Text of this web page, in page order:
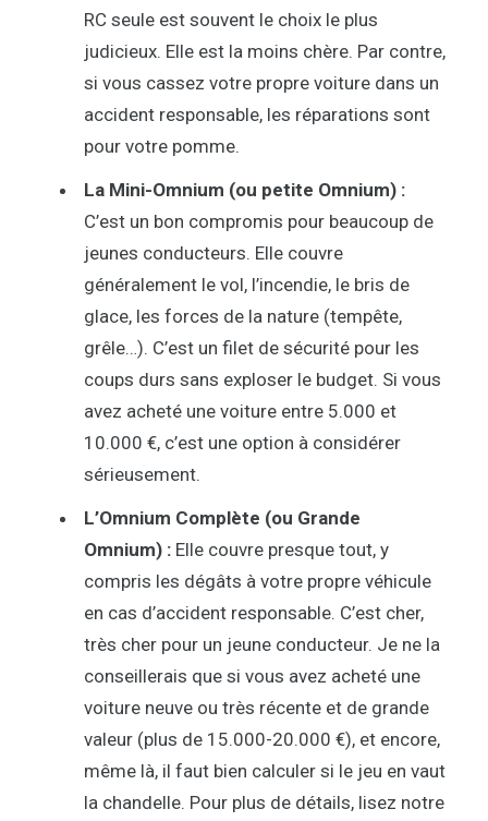
RC seule est souvent le choix le plus
judicieux. Elle est la moins chère. Par contre,
si vous cassez votre propre voiture dans un
accident responsable, les réparations sont
pour votre pomme.
La Mini-Omnium (ou petite Omnium) :
C’est un bon compromis pour beaucoup de
jeunes conducteurs. Elle couvre
généralement le vol, l’incendie, le bris de
glace, les forces de la nature (tempête,
grêle…). C’est un filet de sécurité pour les
coups durs sans exploser le budget. Si vous
avez acheté une voiture entre 5.000 et
10.000 €, c’est une option à considérer
sérieusement.
L’Omnium Complète (ou Grande
Omnium) : Elle couvre presque tout, y
compris les dégâts à votre propre véhicule
en cas d’accident responsable. C’est cher,
très cher pour un jeune conducteur. Je ne la
conseillerais que si vous avez acheté une
voiture neuve ou très récente et de grande
valeur (plus de 15.000-20.000 €), et encore,
même là, il faut bien calculer si le jeu en vaut
la chandelle. Pour plus de détails, lisez notre